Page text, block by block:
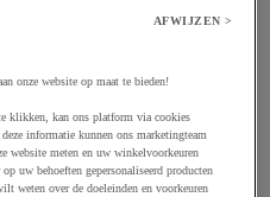
AFWIJZEN >
onze website op maat te bieden!
klikken, kan ons platform via cookies
informatie kunnen ons marketingteam
website meten en uw winkelvoorkeuren
uw behoeften gepersonaliseerd producten
weten over de doeleinden en voorkeuren